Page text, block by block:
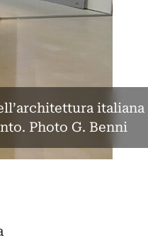
italiana
Photo G. Benni